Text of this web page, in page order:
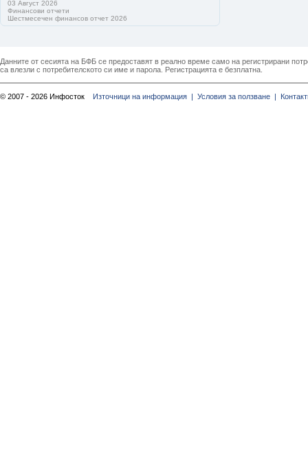
03 Август 2026
Финансови отчети
Шестмесечен финансов отчет 2026
Данните от сесията на БФБ се предоставят в реално време само на регистрирани
са влезли с потребителското си име и парола. Регистрацията е безплатна.
© 2007 - 2026 Инфосток Източници на информация | Условия за ползване |